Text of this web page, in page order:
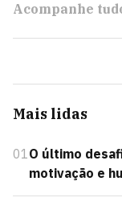
Acompanhe
Mais lidas
01O último
motivação e